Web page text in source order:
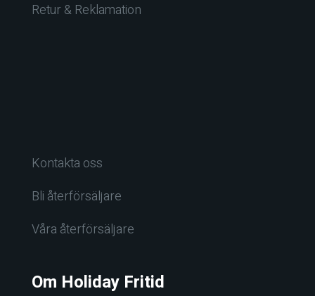
Retur & Reklamation
Kontakta oss
Bli återförsäljare
Våra återförsäljare
Om Holiday Fritid